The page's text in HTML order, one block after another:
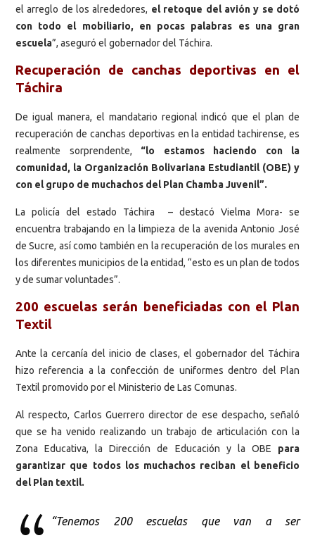
el arreglo de los alrededores, el retoque del avión y se dotó
con todo el mobiliario, en pocas palabras es una gran
escuela”, aseguró el gobernador del Táchira.
Recuperación de canchas deportivas en el
Táchira
De igual manera, el mandatario regional indicó que el plan de
recuperación de canchas deportivas en la entidad tachirense, es
realmente sorprendente, “lo estamos haciendo con la
comunidad, la Organización Bolivariana Estudiantil (OBE) y
con el grupo de muchachos del Plan Chamba Juvenil”.
La policía del estado Táchira – destacó Vielma Mora- se
encuentra trabajando en la limpieza de la avenida Antonio José
de Sucre, así como también en la recuperación de los murales en
los diferentes municipios de la entidad, “esto es un plan de todos
y de sumar voluntades”.
200 escuelas serán beneficiadas con el Plan
Textil
Ante la cercanía del inicio de clases, el gobernador del Táchira
hizo referencia a la confección de uniformes dentro del Plan
Textil promovido por el Ministerio de Las Comunas.
Al respecto, Carlos Guerrero director de ese despacho, señaló
que se ha venido realizando un trabajo de articulación con la
Zona Educativa, la Dirección de Educación y la OBE para
garantizar que todos los muchachos reciban el beneficio
del Plan textil.
“Tenemos 200 escuelas que van a ser